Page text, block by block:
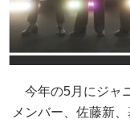
今年の5月にジャ
メンバー、佐藤新